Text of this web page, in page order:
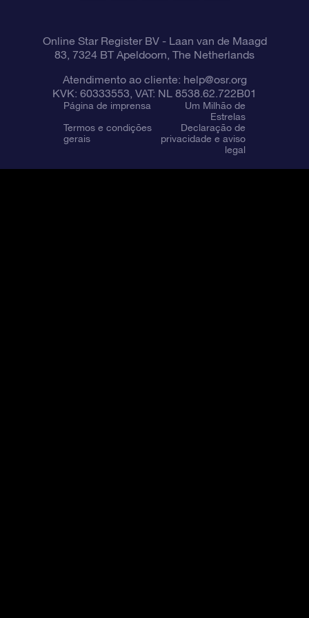
Online Star Register BV- Laan van de Maagd
83, 7324 BT Apeldoorn, The Netherlands
Atendimento ao cliente: help@osr.org
KVK: 60333553, VAT: NL 8538.62.722B01
Página de imprensa
Um Milhão de
Estrelas
Termos e condições
gerais
Declaração de
privacidade e aviso
legal